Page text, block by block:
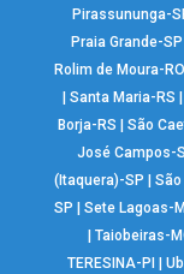
Pirassununga-
Praia Grande-SP
Rolim de Moura-RO
|Santa Maria-RS
Borja-RS
|São
José Campos-
(Itaquera)-SP
|
SP
|Sete Lagoas-
Taiobeiras-
TERESINA-PI
|